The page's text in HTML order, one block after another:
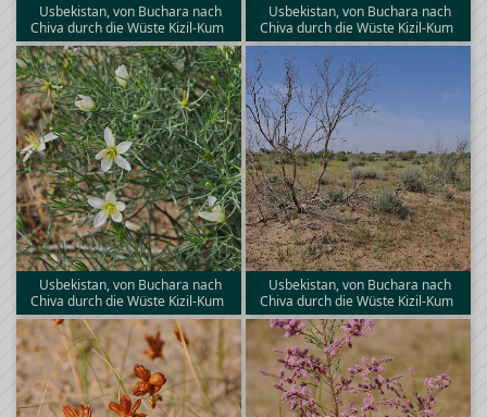
Usbekistan, von Buchara nach
Chiva durch die Wüste Kizil-Kum
Usbekistan, von Buchara nach
Chiva durch die Wüste Kizil-Kum
Usbekistan, von Buchara nach
Chiva durch die Wüste Kizil-Kum
Usbekistan, von Buchara nach
Chiva durch die Wüste Kizil-Kum